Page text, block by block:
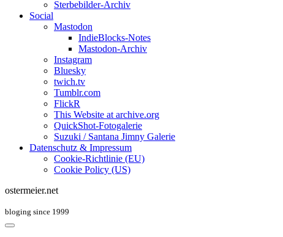
Sterbebilder-Archiv
Social
Mastodon
IndieBlocks-Notes
Mastodon-Archiv
Instagram
Bluesky
twich.tv
Tumblr.com
FlickR
This Website at archive.org
QuickShot-Fotogalerie
Suzuki / Santana Jimny Galerie
Datenschutz & Impressum
Cookie-Richtlinie (EU)
Cookie Policy (US)
ostermeier.net
bloging since 1999